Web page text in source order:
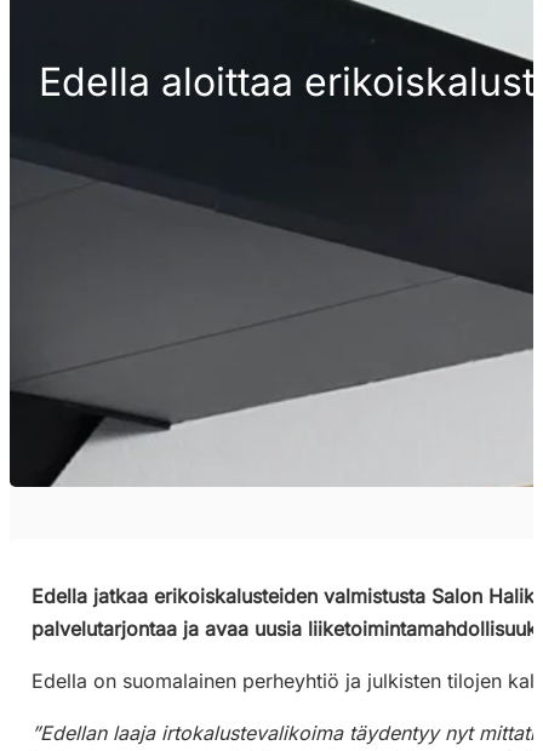
Edella aloittaa
Edella jatkaa erikoiskalusteiden valmistusta Salon
palvelutarjontaa ja avaa uusia
Edella on suomalainen perheyhtiö ja julkisten tilojen
”Edellan laaja irtokalustevalikoima täydentyy nyt